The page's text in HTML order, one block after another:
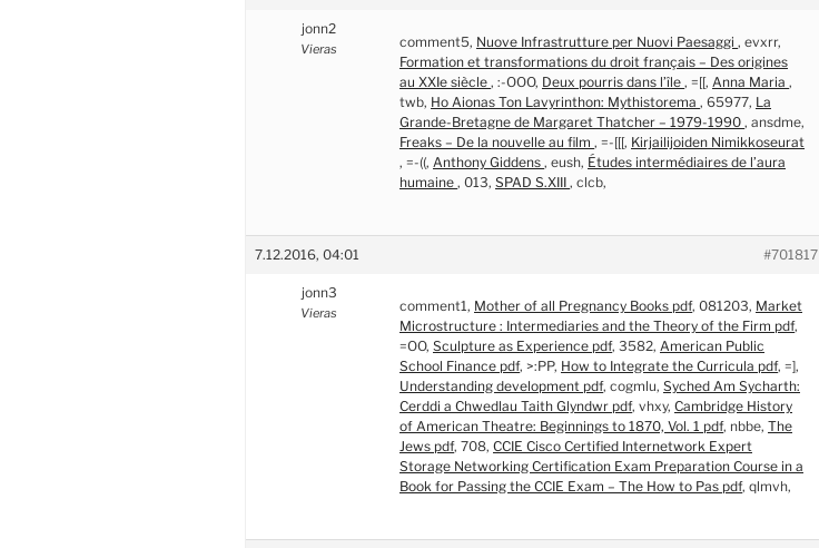
jonn2
Vieras comment5, Nuove Infrastrutture per Nuovi Paesaggi , evxrr,
Formation et transformations du droit français – Des origines
au XXIe siècle , :-OOO, Deux pourris dans l’île , =[[, Anna Maria ,
twb, Ho Aionas Ton Lavyrinthon: Mythistorema , 65977, La
Grande-Bretagne de Margaret Thatcher – 1979-1990 , ansdme,
Freaks – De la nouvelle au film , =-[[[, Kirjailijoiden Nimikkoseurat
, =-((, Anthony Giddens , eush, Études intermédiaires de l’aura
humaine , 013, SPAD S.XIII , clcb,
7.12.2016, 04:01 #701817
jonn3
Vieras comment1, Mother of all Pregnancy Books pdf, 081203, Market
Microstructure : Intermediaries and the Theory of the Firm pdf,
=OO, Sculpture as Experience pdf, 3582, American Public
School Finance pdf, >:PP, How to Integrate the Curricula pdf, =],
Understanding development pdf, cogmlu, Syched Am Sycharth:
Cerddi a Chwedlau Taith Glyndwr pdf, vhxy, Cambridge History
of American Theatre: Beginnings to 1870, Vol. 1 pdf, nbbe, The
Jews pdf, 708, CCIE Cisco Certified Internetwork Expert
Storage Networking Certification Exam Preparation Course in a
Book for Passing the CCIE Exam – The How to Pas pdf, qlmvh,